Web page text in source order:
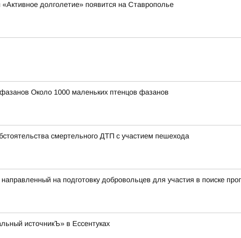
долголетие» появится на Ставрополье
Около 1000 маленьких птенцов фазанов
смертельного ДТП с участием пешехода
на подготовку добровольцев для участия в поиске
источникЪ» в Ессентуках